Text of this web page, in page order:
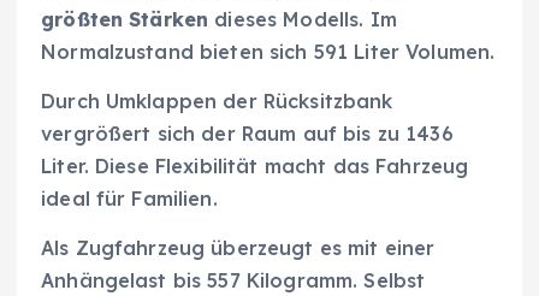
größten Stärken dieses Modells. Im
Normalzustand bieten sich 591 Liter Volumen.
Durch Umklappen der Rücksitzbank
vergrößert sich der Raum auf bis zu 1436
Liter. Diese Flexibilität macht das Fahrzeug
ideal für Familien.
Als Zugfahrzeug überzeugt es mit einer
Anhängelast bis 557 Kilogramm. Selbst